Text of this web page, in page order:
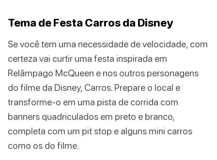
Tema de Festa Carros da Disney
Se você tem uma necessidade de velocidade, com
certeza vai curtir uma festa inspirada em
Relâmpago McQueen e nos outros personagens
do filme da Disney, Carros. Prepare o local e
transforme-o em uma pista de corrida com
banners quadriculados em preto e branco,
completa com um pit stop e alguns mini carros
como os do filme.